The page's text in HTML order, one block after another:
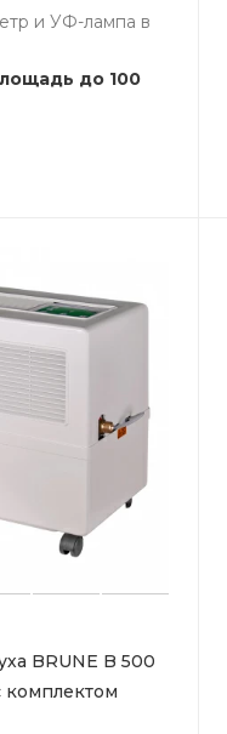
и УФ-лампа в
до 100
BRUNE B 500
комплектом